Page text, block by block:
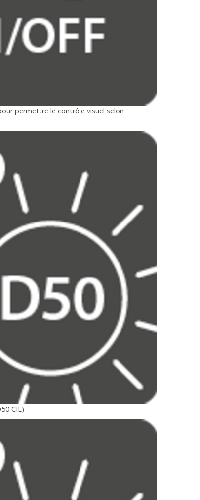
permettre le contrôle visuel selon
CIE)